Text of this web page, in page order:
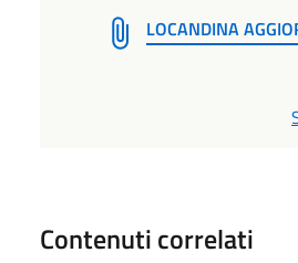
LOCANDINA
Contenuti correlati